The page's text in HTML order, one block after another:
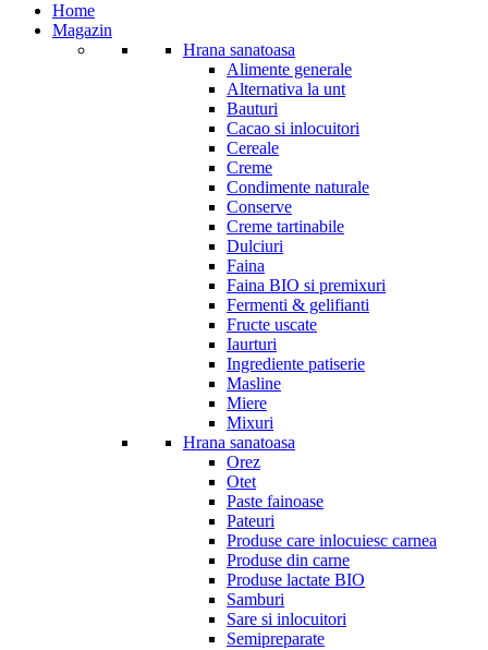
Home
Magazin
Hrana sanatoasa
Alimente generale
Alternativa la unt
Bauturi
Cacao si inlocuitori
Cereale
Creme
Condimente naturale
Conserve
Creme tartinabile
Dulciuri
Faina
Faina BIO si premixuri
Fermenti & gelifianti
Fructe uscate
Iaurturi
Ingrediente patiserie
Masline
Miere
Mixuri
Hrana sanatoasa
Orez
Otet
Paste fainoase
Pateuri
Produse care inlocuiesc carnea
Produse din carne
Produse lactate BIO
Samburi
Sare si inlocuitori
Semipreparate